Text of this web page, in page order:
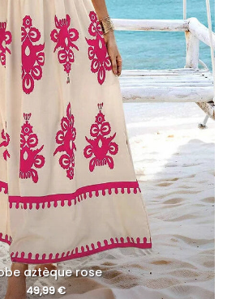
aztèque rose
49,99€